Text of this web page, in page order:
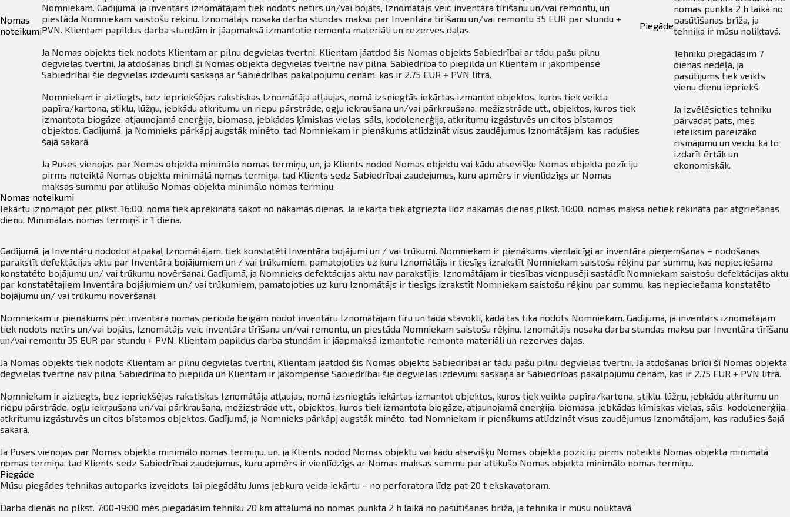
Nomas
noteikumi
Nomniekam. Gadījumā, ja inventārs iznomātājam tiek nodots netīrs un/vai bojāts, Iznomātājs veic inventāra tīrīšanu un/vai remontu, un
piestāda Nomniekam saistošu rēķinu. Iznomātājs nosaka darba stundas maksu par Inventāra tīrīšanu un/vai remontu 35 EUR par stundu +
PVN. Klientam papildus darba stundām ir jāapmaksā izmantotie remonta materiāli un rezerves daļas.
Ja Nomas objekts tiek nodots Klientam ar pilnu degvielas tvertni, Klientam jāatdod šis Nomas objekts Sabiedrībai ar tādu pašu pilnu
degvielas tvertni. Ja atdošanas brīdī šī Nomas objekta degvielas tvertne nav pilna, Sabiedrība to piepilda un Klientam ir jākompensē
Sabiedrībai šie degvielas izdevumi saskaņā ar Sabiedrības pakalpojumu cenām, kas ir 2.75 EUR + PVN litrā.
Nomniekam ir aizliegts, bez iepriekšējas rakstiskas Iznomātāja atļaujas, nomā izsniegtās iekārtas izmantot objektos, kuros tiek veikta
papīra/kartona, stiklu, lūžņu, jebkādu atkritumu un riepu pārstrāde, ogļu iekraušana un/vai pārkraušana, mežizstrāde utt., objektos, kuros tiek
izmantota biogāze, atjaunojamā enerģija, biomasa, jebkādas ķīmiskas vielas, sāls, kodolenerģija, atkritumu izgāstuvēs un citos bīstamos
objektos. Gadījumā, ja Nomnieks pārkāpj augstāk minēto, tad Nomniekam ir pienākums atlīdzināt visus zaudējumus Iznomātājam, kas radušies
šajā sakarā.
Ja Puses vienojas par Nomas objekta minimālo nomas termiņu, un, ja Klients nodod Nomas objektu vai kādu atsevišķu Nomas objekta pozīciju
pirms noteiktā Nomas objekta minimālā nomas termiņa, tad Klients sedz Sabiedrībai zaudejumus, kuru apmērs ir vienlīdzīgs ar Nomas
maksas summu par atlikušo Nomas objekta minimālo nomas termiņu.
Piegāde
nomas punkta 2 h laikā no
pasūtīšanas brīža, ja
tehnika ir mūsu noliktavā.
Tehniku piegādāsim 7
dienas nedēļā, ja
pasūtījums tiek veikts
vienu dienu iepriekš.
Ja izvēlēsieties tehniku
pārvadāt pats, mēs
ieteiksim pareizāko
risinājumu un veidu, kā to
izdarīt ērtāk un
ekonomiskāk.
Nomas noteikumi
Iekārtu iznomājot pēc plkst. 16:00, noma tiek aprēķināta sākot no nākamās dienas. Ja iekārta tiek atgriezta līdz nākamās dienas plkst. 10:00, nomas maksa netiek rēķināta par atgriešanas
dienu. Minimālais nomas termiņš ir 1 diena.
Gadījumā, ja Inventāru nododot atpakaļ Iznomātājam, tiek konstatēti Inventāra bojājumi un / vai trūkumi. Nomniekam ir pienākums vienlaicīgi ar inventāra pieņemšanas – nodošanas
parakstīt defektācijas aktu par Inventāra bojājumiem un / vai trūkumiem, pamatojoties uz kuru Iznomātājs ir tiesīgs izrakstīt Nomniekam saistošu rēķinu par summu, kas nepieciešama
konstatēto bojājumu un/ vai trūkumu novēršanai. Gadījumā, ja Nomnieks defektācijas aktu nav parakstījis, Iznomātājam ir tiesības vienpusēji sastādīt Nomniekam saistošu defektācijas aktu
par konstatētajiem Inventāra bojājumiem un/ vai trūkumiem, pamatojoties uz kuru Iznomātājs ir tiesīgs izrakstīt Nomniekam saistošu rēķinu par summu, kas nepieciešama konstatēto
bojājumu un/ vai trūkumu novēršanai.
Nomniekam ir pienākums pēc inventāra nomas perioda beigām nodot inventāru Iznomātājam tīru un tādā stāvoklī, kādā tas tika nodots Nomniekam. Gadījumā, ja inventārs iznomātājam
tiek nodots netīrs un/vai bojāts, Iznomātājs veic inventāra tīrīšanu un/vai remontu, un piestāda Nomniekam saistošu rēķinu. Iznomātājs nosaka darba stundas maksu par Inventāra tīrīšanu
un/vai remontu 35 EUR par stundu + PVN. Klientam papildus darba stundām ir jāapmaksā izmantotie remonta materiāli un rezerves daļas.
Ja Nomas objekts tiek nodots Klientam ar pilnu degvielas tvertni, Klientam jāatdod šis Nomas objekts Sabiedrībai ar tādu pašu pilnu degvielas tvertni. Ja atdošanas brīdī šī Nomas objekta
degvielas tvertne nav pilna, Sabiedrība to piepilda un Klientam ir jākompensē Sabiedrībai šie degvielas izdevumi saskaņā ar Sabiedrības pakalpojumu cenām, kas ir 2.75 EUR + PVN litrā.
Nomniekam ir aizliegts, bez iepriekšējas rakstiskas Iznomātāja atļaujas, nomā izsniegtās iekārtas izmantot objektos, kuros tiek veikta papīra/kartona, stiklu, lūžņu, jebkādu atkritumu un
riepu pārstrāde, ogļu iekraušana un/vai pārkraušana, mežizstrāde utt., objektos, kuros tiek izmantota biogāze, atjaunojamā enerģija, biomasa, jebkādas ķīmiskas vielas, sāls, kodolenerģija,
atkritumu izgāstuvēs un citos bīstamos objektos. Gadījumā, ja Nomnieks pārkāpj augstāk minēto, tad Nomniekam ir pienākums atlīdzināt visus zaudējumus Iznomātājam, kas radušies šajā
sakarā.
Ja Puses vienojas par Nomas objekta minimālo nomas termiņu, un, ja Klients nodod Nomas objektu vai kādu atsevišķu Nomas objekta pozīciju pirms noteiktā Nomas objekta minimālā
nomas termiņa, tad Klients sedz Sabiedrībai zaudejumus, kuru apmērs ir vienlīdzīgs ar Nomas maksas summu par atlikušo Nomas objekta minimālo nomas termiņu.
Piegāde
Mūsu piegādes tehnikas autoparks izveidots, lai piegādātu Jums jebkura veida iekārtu – no perforatora līdz pat 20 t ekskavatoram.
Darba dienās no plkst. 7:00-19:00 mēs piegādāsim tehniku 20 km attālumā no nomas punkta 2 h laikā no pasūtīšanas brīža, ja tehnika ir mūsu noliktavā.